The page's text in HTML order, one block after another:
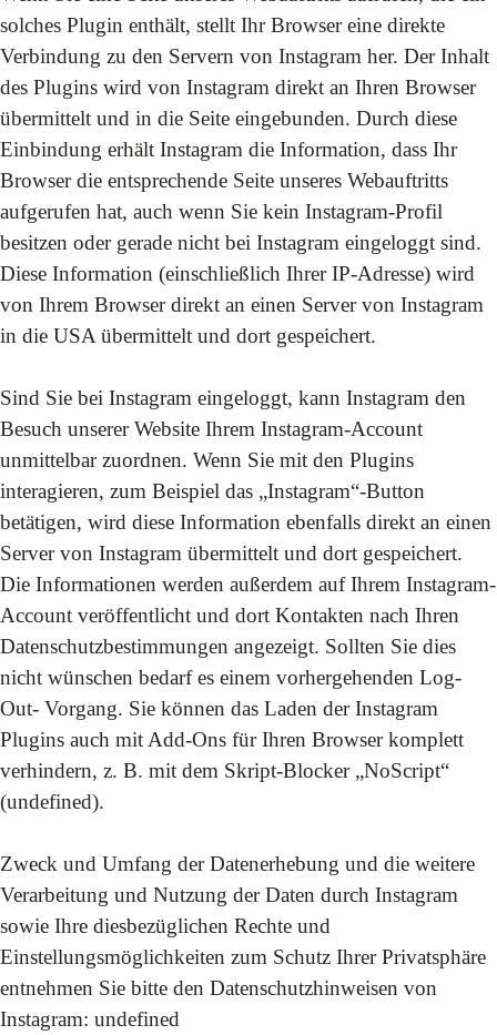
solches Plugin enthält, stellt Ihr Browser eine direkte
Verbindung zu den Servern von Instagram her. Der Inhalt
des Plugins wird von Instagram direkt an Ihren Browser
übermittelt und in die Seite eingebunden. Durch diese
Einbindung erhält Instagram die Information, dass Ihr
Browser die entsprechende Seite unseres Webauftritts
aufgerufen hat, auch wenn Sie kein Instagram-Profil
besitzen oder gerade nicht bei Instagram eingeloggt sind.
Diese Information (einschließlich Ihrer IP-Adresse) wird
von Ihrem Browser direkt an einen Server von Instagram
in die USA übermittelt und dort gespeichert.
Sind Sie bei Instagram eingeloggt, kann Instagram den
Besuch unserer Website Ihrem Instagram-Account
unmittelbar zuordnen. Wenn Sie mit den Plugins
interagieren, zum Beispiel das „Instagram“-Button
betätigen, wird diese Information ebenfalls direkt an einen
Server von Instagram übermittelt und dort gespeichert.
Die Informationen werden außerdem auf Ihrem Instagram-
Account veröffentlicht und dort Kontakten nach Ihren
Datenschutzbestimmungen angezeigt. Sollten Sie dies
nicht wünschen bedarf es einem vorhergehenden Log-
Out- Vorgang. Sie können das Laden der Instagram
Plugins auch mit Add-Ons für Ihren Browser komplett
verhindern, z. B. mit dem Skript-Blocker „NoScript“
(undefined).
Zweck und Umfang der Datenerhebung und die weitere
Verarbeitung und Nutzung der Daten durch Instagram
sowie Ihre diesbezüglichen Rechte und
Einstellungsmöglichkeiten zum Schutz Ihrer Privatsphäre
entnehmen Sie bitte den Datenschutzhinweisen von
Instagram: undefined